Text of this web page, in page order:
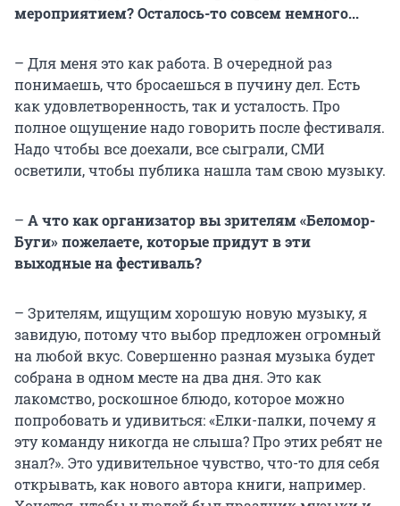
мероприятием? Осталось-то совсем немного...
– Для меня это как работа. В очередной раз
понимаешь, что бросаешься в пучину дел. Есть
как удовлетворенность, так и усталость. Про
полное ощущение надо говорить после фестиваля.
Надо чтобы все доехали, все сыграли, СМИ
осветили, чтобы публика нашла там свою музыку.
– А что как организатор вы зрителям «Беломор-
Буги» пожелаете, которые придут в эти
выходные на фестиваль?
– Зрителям, ищущим хорошую новую музыку, я
завидую, потому что выбор предложен огромный
на любой вкус. Совершенно разная музыка будет
собрана в одном месте на два дня. Это как
лакомство, роскошное блюдо, которое можно
попробовать и удивиться: «Елки-палки, почему я
эту команду никогда не слыша? Про этих ребят не
знал?». Это удивительное чувство, что-то для себя
открывать, как нового автора книги, например.